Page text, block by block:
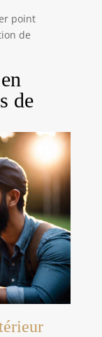
point
de
de